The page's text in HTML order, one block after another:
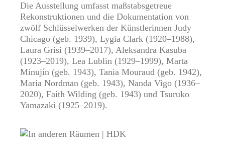
Die Ausstellung umfasst maßstabsgetreue
Rekonstruktionen und die Dokumentation von
zwölf Schlüsselwerken der Künstlerinnen Judy
Chicago (geb. 1939), Lygia Clark (1920–1988),
Laura Grisi (1939–2017), Aleksandra Kasuba
(1923–2019), Lea Lublin (1929–1999), Marta
Minujín (geb. 1943), Tania Mouraud (geb. 1942),
Maria Nordman (geb. 1943), Nanda Vigo (1936–
2020), Faith Wilding (geb. 1943) und Tsuruko
Yamazaki (1925–2019).